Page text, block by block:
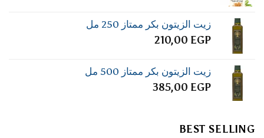
زيت الزيتون بكر ممتاز 250 مل
210,00 EGP
زيت الزيتون بكر ممتاز 500 مل
385,00 EGP
BEST SELLING